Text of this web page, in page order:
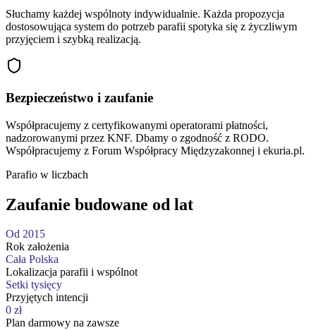
Słuchamy każdej wspólnoty indywidualnie. Każda propozycja
dostosowująca system do potrzeb parafii spotyka się z życzliwym
przyjęciem i szybką realizacją.
Bezpieczeństwo i zaufanie
Współpracujemy z certyfikowanymi operatorami płatności,
nadzorowanymi przez KNF. Dbamy o zgodność z RODO.
Współpracujemy z Forum Współpracy Międzyzakonnej i ekuria.pl.
Parafio w liczbach
Zaufanie budowane od lat
Od 2015
Rok założenia
Cała Polska
Lokalizacja parafii i wspólnot
Setki tysięcy
Przyjętych intencji
0 zł
Plan darmowy na zawsze